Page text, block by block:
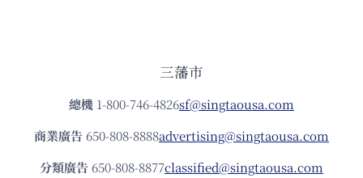
三藩市
總機 1-800-746-4826sf@singtaousa.com
商業廣告 650-808-8888advertising@singtaousa.com
分類廣告 650-808-8877classified@singtaousa.com